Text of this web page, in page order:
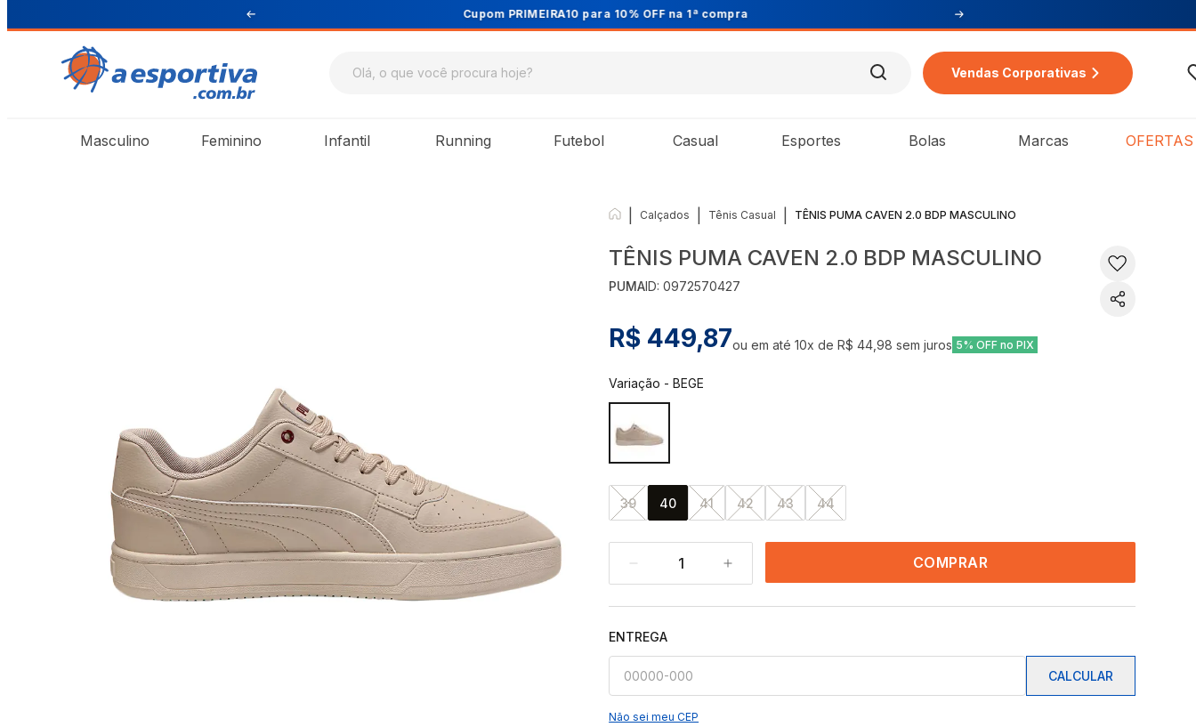
Cupom PRIMEIRA10 para 10% OFF na 1ª compra
Vendas Corporativas
Masculino Feminino Infantil Running Futebol Casual Esportes Bolas Marcas OFERTAS
Calçados Tênis Casual TÊNIS PUMA CAVEN 2.0 BDP MASCULINO
TÊNIS PUMA CAVEN 2.0 BDP MASCULINO
PUMAID:0972570427
R$ 449,87ou em até10x deR$ 44,98 sem juros 5% OFF no PIX
Variação -BEGE
39 40 41 42 43 44
1 COMPRAR
ENTREGA
CALCULAR
Não sei meu CEP